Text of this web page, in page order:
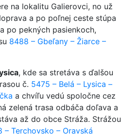
na lokalitu Galierovci, no už
a po poľnej ceste stúpa
po pekných pasienkoch,
8488 – Gbeľany – Žiarce –
, kde sa stretáva s ďalšou
č. 5475 – Belá – Lysica –
a chvíľu vedú spoločne cez
zelená trasa odbáča doľava a
až do obce Stráža. Strážou
– Terchovsko – Oravská